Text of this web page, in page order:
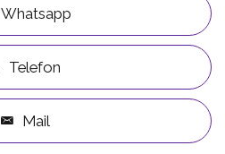
Whatsapp
Telefon
Mail